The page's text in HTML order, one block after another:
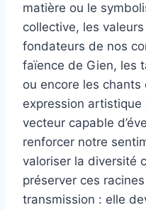
matière ou le
collective, les
fondateurs de nos
faïence de Gien, les
ou encore les
expression
vecteur capable
renforcer notre
valoriser la diversité
préserver ces
transmission : elle